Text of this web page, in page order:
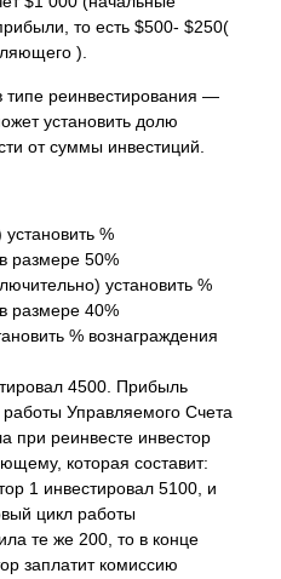
то есть $500- $250(
).
реинвестирования —
установить долю
от суммы инвестиций.
%
размере 50%
установить %
размере 40%
% вознаграждения
4500. Прибыль
Управляемого Счета
при реинвесте инвестор
которая составит:
1 инвестировал 5100, и
цикл работы
те же 200, то в конце
заплатит комиссию